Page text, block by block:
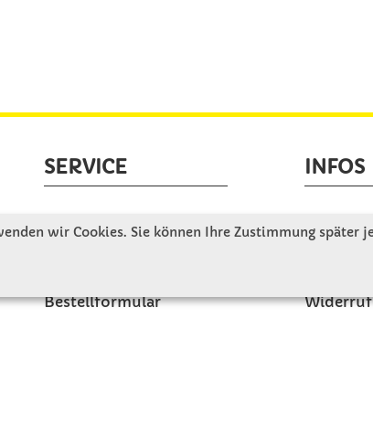
SERVICE
Gute Gründe für Winkler
Bestellformular
INFOS
Zahlung
Widerruf
wir Cookies. Sie können Ihre Zustimmung später